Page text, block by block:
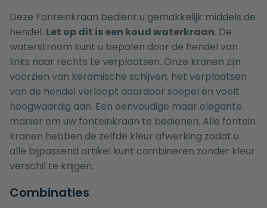
Deze Fonteinkraan bedient u gemakkelijk middels de
hendel. Let op dit is een koud waterkraan. De
waterstroom kunt u bepalen door de hendel van
links naar rechts te verplaatsen. Onze kranen zijn
voorzien van keramische schijven, het verplaatsen
van de hendel verloopt daardoor soepel en voelt
hoogwaardig aan. Een eenvoudige maar elegante
manier om uw fonteinkraan te bedienen. Alle fontein
kranen hebben de zelfde kleur afwerking zodat u
alle bijpassend artikel kunt combineren zonder kleur
verschil te krijgen.
Combinaties